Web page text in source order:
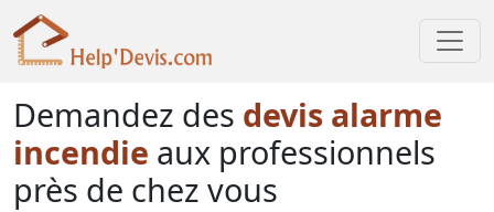
Demandez des devis alarme
incendie aux professionnels
près de chez vous